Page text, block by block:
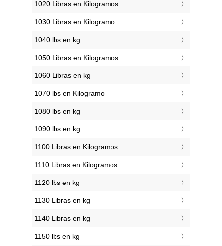
1020 Libras en Kilogramos
1030 Libras en Kilogramo
1040 lbs en kg
1050 Libras en Kilogramos
1060 Libras en kg
1070 lbs en Kilogramo
1080 lbs en kg
1090 lbs en kg
1100 Libras en Kilogramos
1110 Libras en Kilogramos
1120 lbs en kg
1130 Libras en kg
1140 Libras en kg
1150 lbs en kg